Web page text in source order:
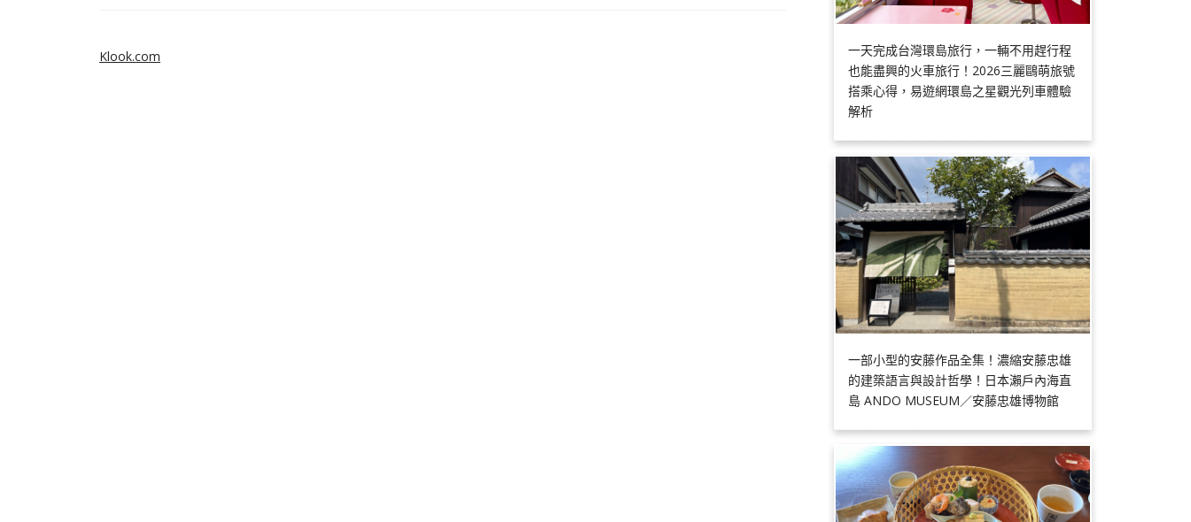
一天完成台灣環島旅行，一輛不用趕行程
也能盡興的火車旅行！2026三麗鷗萌旅號
搭乘心得，易遊網環島之星觀光列車體驗
解析
一部小型的安藤作品全集！濃縮安藤忠雄
的建築語言與設計哲學！日本瀨戶內海直
島 ANDO MUSEUM／安藤忠雄博物館
Klook.com